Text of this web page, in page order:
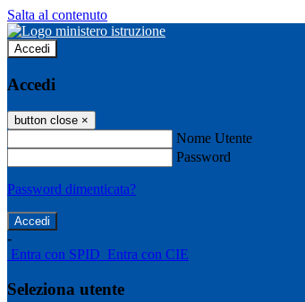
Salta al contenuto
Accedi
Accedi
button close ×
Nome Utente
Password
Password dimenticata?
-
Entra con SPID Entra con CIE
Seleziona utente